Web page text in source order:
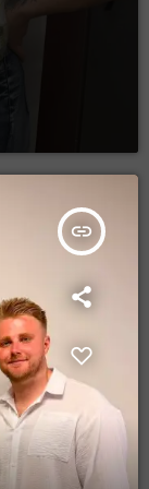
insert_link